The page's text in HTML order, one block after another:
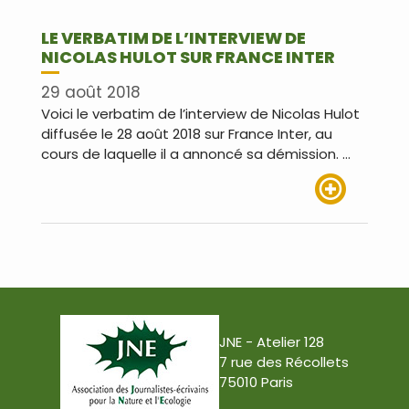
LE VERBATIM DE L’INTERVIEW DE
NICOLAS HULOT SUR FRANCE INTER
29 août 2018
Voici le verbatim de l’interview de Nicolas Hulot
diffusée le 28 août 2018 sur France Inter, au
cours de laquelle il a annoncé sa démission. …
JNE - Atelier 128
7 rue des Récollets
75010 Paris